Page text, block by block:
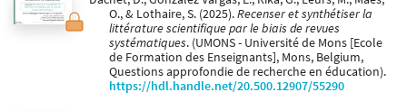
O., & Lothaire, S. (2025).Recenser et synthétiser la
littérature scientifique par le biais de revues
systématiques. (UMONS - Université de Mons [Ecole
de Formation des Enseignants], Mons, Belgium,
Questions approfondie de recherche en éducation).
https://hdl.handle.net/20.500.12907/55290